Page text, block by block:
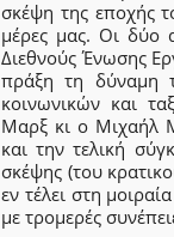
σκέψη της εποχής
μέρες μας. Οι δύο
Διεθνούς Ένωσης
πράξη τη δύναμη
κοινωνικών και
Μαρξ κι ο Μιχαήλ
και την τελική
σκέψης (του
εν τέλει στη
με τρομερές